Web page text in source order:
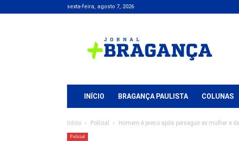
sexta-feira, agosto 7, 2026
+
Bragança
INÍCIO BRAGANÇA PAULISTA COLUNAS
Início Polícial Homem é preso após perseguir ex mulher e
Polícial